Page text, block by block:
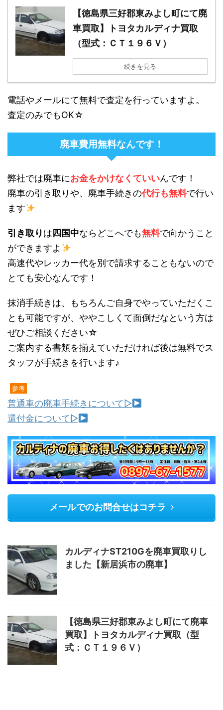
【徳島県三好郡東みよし町にて廃
車買取】トヨタカルディナ買取
（型式：ＣＴ１９６Ｖ）
続きを見る
電話やメールにて無料で査定を行っていますよ。
査定のみでもOK☆
廃車費用無料なんです！
弊社では廃車にお金をかけなくていいんです！
廃車の引き取りや、廃車手続きの代行も無料で行い
ます
引き取りは 四国中ならどこへでも無料で向かうこと
ができますよ
高速代やレッカー代を別で請求することもないので
とても安心なんです！
抹消手続きは、もちろんご自身でやっていただくこ
とも可能ですが、ややこしくて面倒だなという方は
ぜひご相談ください☆
ご案内する書類を揃えていただければ後は無料でス
タッフが手続きを行います♪
参考
普通車の廃車手続きについて▷
還付金について▷
メールでのお問合せはコチラ
カルディナST210Gを廃車買取りし
ました【新居浜市の廃車】
【徳島県三好郡東みよし町にて廃車
買取】トヨタカルディナ買取（型
式：ＣＴ１９６Ｖ）